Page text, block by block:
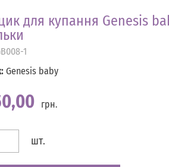
для купання Genesis
1
Genesis baby
грн.
шт.